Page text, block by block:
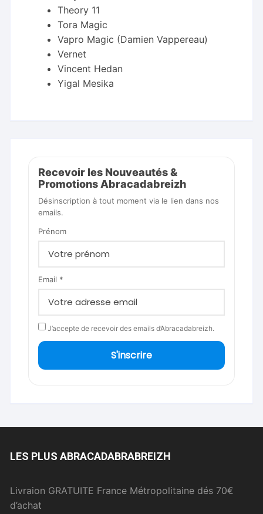
Theory 11
Tora Magic
Vapro Magic (Damien Vappereau)
Vernet
Vincent Hedan
Yigal Mesika
Recevoir les Nouveautés &
Promotions Abracadabreizh
Désinscription à tout moment via le lien dans nos
emails.
Prénom
Email *
J’accepte de recevoir des emails d’Abracadabreizh.
S'inscrire
LES PLUS ABRACADABRABREIZH
Livraion GRATUITE France Métropolitaine dés 70€
d’achat